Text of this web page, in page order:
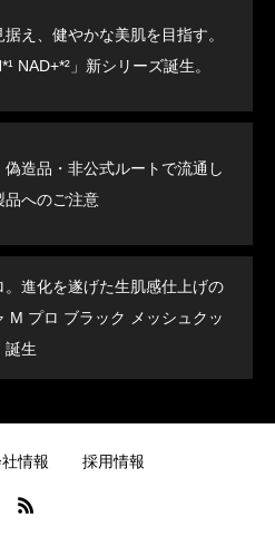
え、健やかな美肌を目指す。
NAD+*²」新シリーズ誕生。
偽造品・非公式ルートで流通し
品へのご注意
。進化を遂げた生肌感仕上げの
M プロ ブラック メッシュクッ
誕生
情報 採用情報